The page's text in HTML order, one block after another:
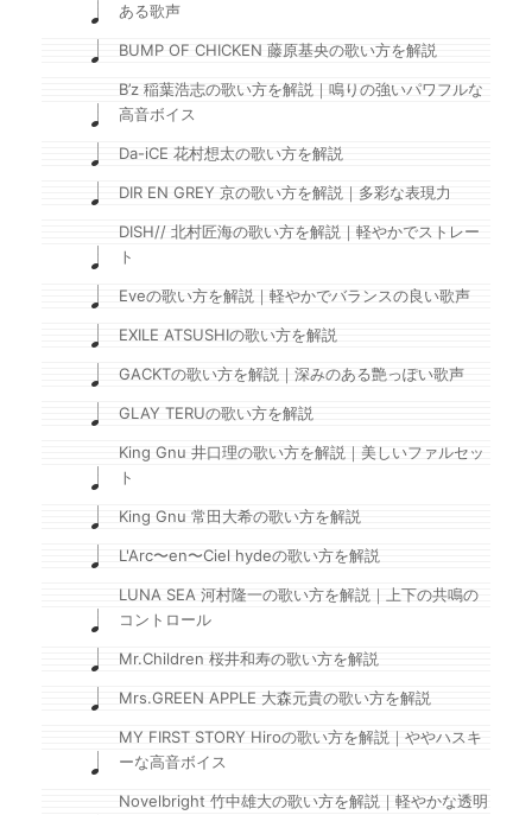
ある歌声
BUMP OF CHICKEN 藤原基央の歌い方を解説
B’z 稲葉浩志の歌い方を解説｜鳴りの強いパワフルな
高音ボイス
Da-iCE 花村想太の歌い方を解説
DIR EN GREY 京の歌い方を解説｜多彩な表現力
DISH// 北村匠海の歌い方を解説｜軽やかでストレー
ト
Eveの歌い方を解説｜軽やかでバランスの良い歌声
EXILE ATSUSHIの歌い方を解説
GACKTの歌い方を解説｜深みのある艶っぽい歌声
GLAY TERUの歌い方を解説
King Gnu 井口理の歌い方を解説｜美しいファルセッ
ト
King Gnu 常田大希の歌い方を解説
L'Arc〜en〜Ciel hydeの歌い方を解説
LUNA SEA 河村隆一の歌い方を解説｜上下の共鳴の
コントロール
Mr.Children 桜井和寿の歌い方を解説
Mrs.GREEN APPLE 大森元貴の歌い方を解説
MY FIRST STORY Hiroの歌い方を解説｜ややハスキ
ーな高音ボイス
Novelbright 竹中雄大の歌い方を解説｜軽やかな透明